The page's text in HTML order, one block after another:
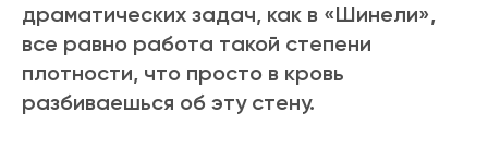
драматических задач, как в «Шинели»,
все равно работа такой степени
плотности, что просто в кровь
разбиваешься об эту стену.